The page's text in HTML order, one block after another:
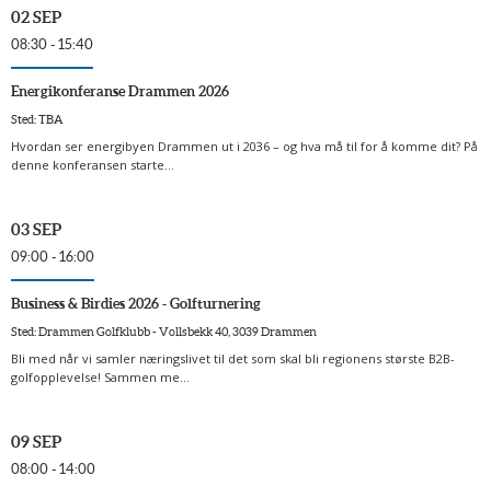
02 SEP
08:30 - 15:40
Energikonferanse Drammen 2026
Sted: TBA
Hvordan ser energibyen Drammen ut i 2036 – og hva må til for å komme dit? På
denne konferansen starte...
03 SEP
09:00 - 16:00
Business & Birdies 2026 - Golfturnering
Sted: Drammen Golfklubb - Vollsbekk 40, 3039 Drammen
Bli med når vi samler næringslivet til det som skal bli regionens største B2B-
golfopplevelse! Sammen me...
09 SEP
08:00 - 14:00